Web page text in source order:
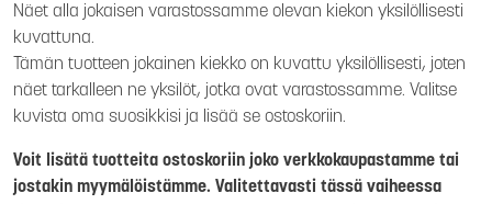
Näet alla jokaisen varastossamme olevan kiekon yksilöllisesti
kuvattuna.
Tämän tuotteen jokainen kiekko on kuvattu yksilöllisesti, joten
näet tarkalleen ne yksilöt, jotka ovat varastossamme. Valitse
kuvista oma suosikkisi ja lisää se ostoskoriin.
Voit lisätä tuotteita ostoskoriin joko verkkokaupastamme tai
jostakin myymälöistämme. Valitettavasti tässä vaiheessa